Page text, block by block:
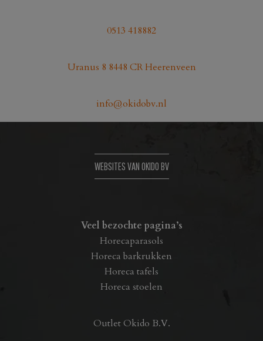
0513 418882
Uranus 8 8448 CR Heerenveen
info@okidobv.nl
WEBSITES VAN OKIDO BV
Veel bezochte pagina’s
Horecaparasols
Horeca barkrukken
Horeca tafels
Horeca stoelen
Outlet Okido B.V.